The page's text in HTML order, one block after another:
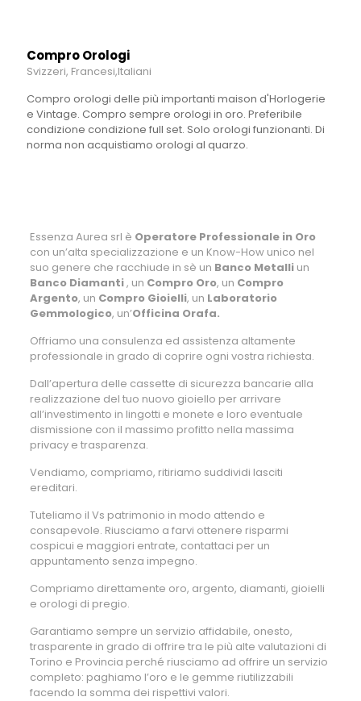
Compro Orologi
Svizzeri, Francesi,Italiani
Compro orologi delle più importanti maison d'Horlogerie
e Vintage. Compro sempre orologi in oro. Preferibile
condizione condizione full set. Solo orologi funzionanti. Di
norma non acquistiamo orologi al quarzo.
Essenza Aurea srl è Operatore Professionale in Oro
con un’alta specializzazione e un Know-How unico nel
suo genere che racchiude in sè un Banco Metalliun
Banco Diamanti, un Compro Oro, un Compro
Argento, un Compro Gioielli, un Laboratorio
Gemmologico, un’Officina Orafa.
Offriamo una consulenza ed assistenza altamente
professionale in grado di coprire ogni vostra richiesta.
Dall’apertura delle cassette di sicurezza bancarie alla
realizzazione del tuo nuovo gioiello per arrivare
all’investimento in lingotti e monete e loro eventuale
dismissione con il massimo profitto nella massima
privacy e trasparenza.
Vendiamo, compriamo, ritiriamo suddividi lasciti
ereditari.
Tuteliamo il Vs patrimonio in modo attendo e
consapevole. Riusciamo a farvi ottenere risparmi
cospicui e maggiori entrate, contattaci per un
appuntamento senza impegno.
Compriamo direttamente oro, argento, diamanti, gioielli
e orologi di pregio.
Garantiamo sempre un servizio affidabile, onesto,
trasparente in grado di offrire tra le più alte valutazioni di
Torino e Provincia perché riusciamo ad offrire un servizio
completo: paghiamo l’oro e le gemme riutilizzabili
facendo la somma dei rispettivi valori.